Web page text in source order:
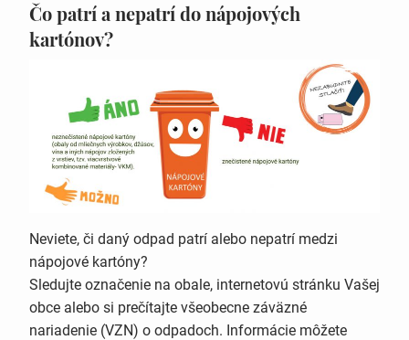
Čo patrí a nepatrí do nápojových
kartónov?
Neviete, či daný odpad patrí alebo nepatrí medzi
nápojové kartóny?
Sledujte označenie na obale, internetovú stránku Vašej
obce alebo si prečítajte všeobecne záväzné
nariadenie (VZN) o odpadoch. Informácie môžete